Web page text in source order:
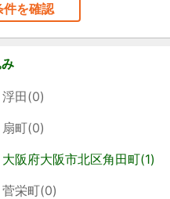
件を確認
浮田(0)
扇町(0)
大阪府大阪市北区角田町(1)
菅栄町(0)